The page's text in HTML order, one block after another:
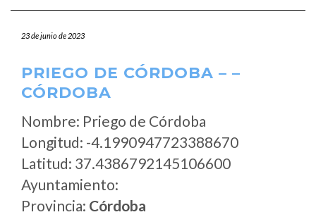
23 de junio de 2023
PRIEGO DE CÓRDOBA – –
CÓRDOBA
Nombre: Priego de Córdoba
Longitud: -4.1990947723388670
Latitud: 37.4386792145106600
Ayuntamiento:
Provincia: Córdoba